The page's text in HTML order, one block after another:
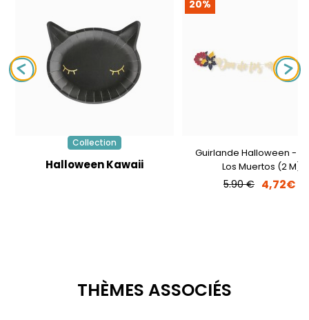
Collection
Halloween Kawaii
20%
Guirlande Halloween -
Los Muertos (2 M)
5.90 € 4,72€
THÈMES ASSOCIÉS